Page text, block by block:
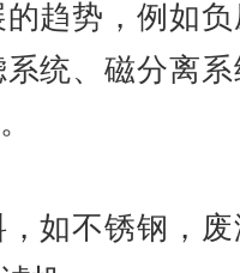
趋势，例如
统、磁分离
如不锈钢，